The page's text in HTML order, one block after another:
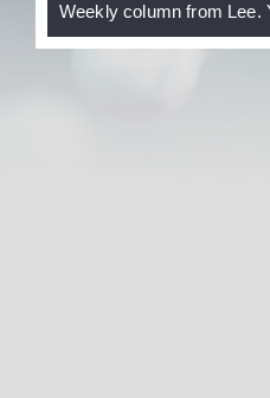
Weekly column from Lee.